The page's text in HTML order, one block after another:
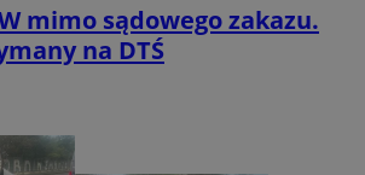
mimo sądowego zakazu.
na DTŚ